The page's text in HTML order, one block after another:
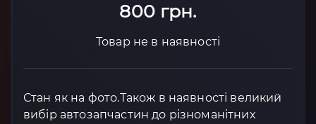
800 грн.
Товар не в наявності
Стан як на фото.Також в наявності великий
вибір автозапчастин до різноманітних